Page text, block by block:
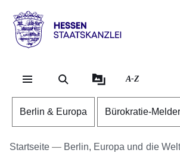
Hessen
Staatskanzlei
A-Z
Berlin & Europa Bürokratie-Melder
Startseite
Berlin, Europa und die Welt